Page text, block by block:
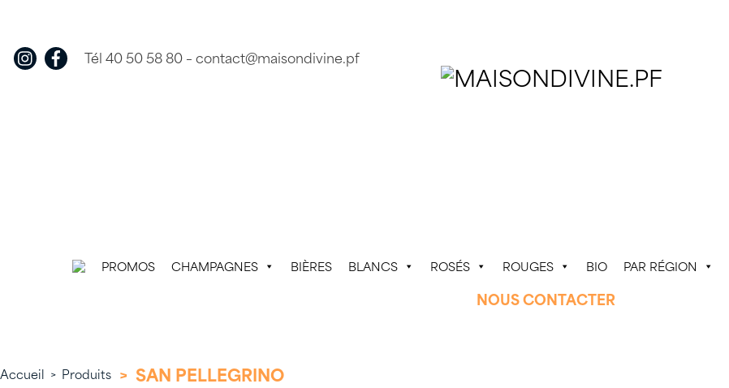
content
Tél 40 50 58 80–contact@maisondivine.pf
PROMOS CHAMPAGNES BIÈRES BLANCS ROSÉS ROUGES BIO PAR RÉGION
NOUS CONTACTER
Accueil > Produits > SAN PELLEGRINO